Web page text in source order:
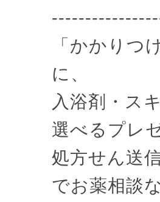
「かかりつ
に、
入浴剤・ス
選べるプレ
処方せん送
でお薬相談